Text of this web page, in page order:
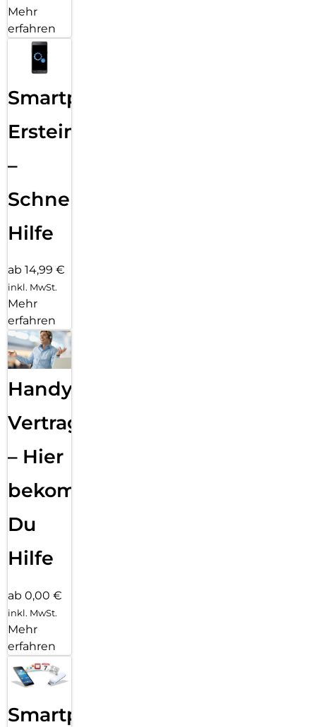
Mehr
erfahren
Smartphone
Ersteinrichtung
–
Schnelle
Hilfe
ab 14,99 €
inkl. MwSt.
Mehr
erfahren
Handy
Vertragsabwicklung
– Hier
bekommst
Du
Hilfe
ab 0,00 €
inkl. MwSt.
Mehr
erfahren
Smartphone